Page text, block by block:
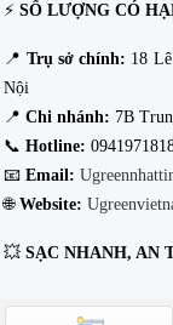
⚡ SỐ LƯỢNG CÓ
📍 Trụ sở chính: 18
Nội
📍 Chi nhánh: 7B
📞 Hotline:
📧 Email:
🌐 Website:
💥 SẠC NHANH, AN